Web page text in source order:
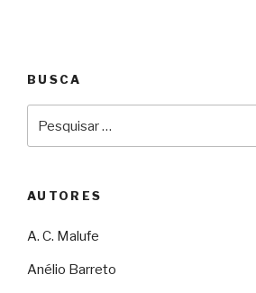
BUSCA
por:
AUTORES
A. C. Malufe
Anélio Barreto